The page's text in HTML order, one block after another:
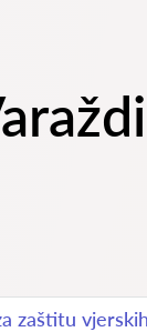
zaštitu